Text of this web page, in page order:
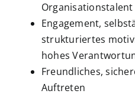
Organisationstalent
Engagement,
strukturiertes
hohes
Freundliches,
Auftreten